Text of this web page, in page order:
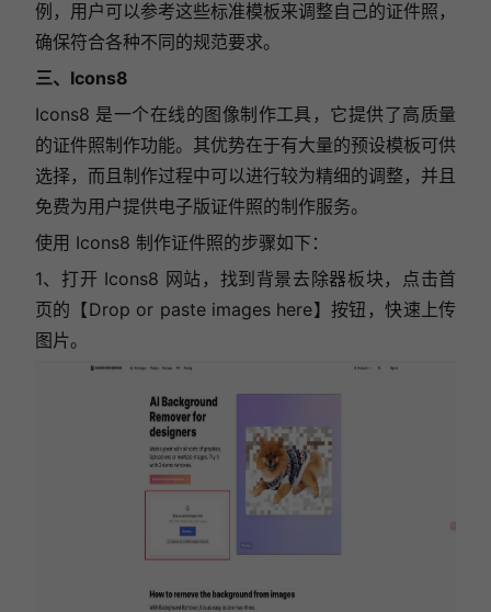
例，用户可以参考这些标准模板来调整自己的证件照，
确保符合各种不同的规范要求。
三、Icons8
Icons8 是一个在线的图像制作工具，它提供了高质量
的证件照制作功能。其优势在于有大量的预设模板可供
选择，而且制作过程中可以进行较为精细的调整，并且
免费为用户提供电子版证件照的制作服务。
使用 Icons8 制作证件照的步骤如下：
1、打开 Icons8 网站，找到背景去除器板块，点击首
页的【Drop or paste images here】按钮，快速上传
图片。